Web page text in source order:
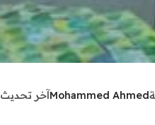
Mohammed Ahmedآخر تحديث